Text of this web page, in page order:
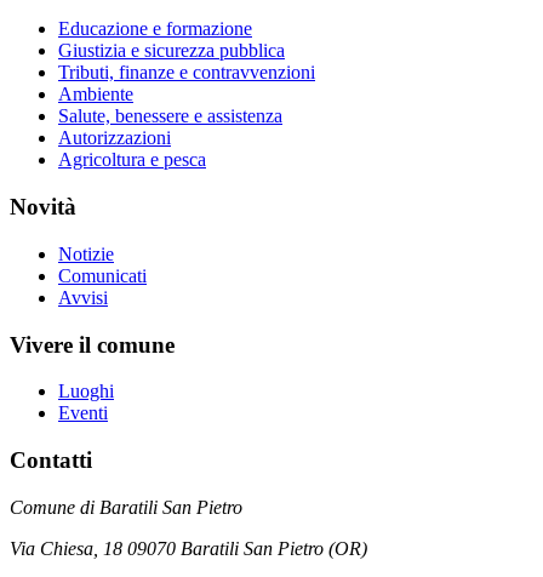
Educazione e formazione
Giustizia e sicurezza pubblica
Tributi, finanze e contravvenzioni
Ambiente
Salute, benessere e assistenza
Autorizzazioni
Agricoltura e pesca
Novità
Notizie
Comunicati
Avvisi
Vivere il comune
Luoghi
Eventi
Contatti
Comune di Baratili San Pietro
Via Chiesa, 18 09070 Baratili San Pietro (OR)